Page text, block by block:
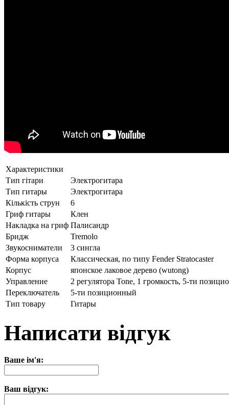
Характеристики
Тип гітари
Электрогитара
Тип гитары
Электрогитара
Кількість струн
6
Гриф гитары
Клен
Накладка на гриф Палисандр
Бридж
Tremolo
Звукосниматели
3 сингла
Форма корпуса
Классическая, по типу Fender Stratocaster
Корпус
японское лаковое дерево (wutong)
Управление
2 регулятора Tone, 1 громкость, 5-ти
Переключатель
5-ти позиционный
Тип товару
Гитары
Написати відгук
Ваше ім'я:
Ваш відгук: